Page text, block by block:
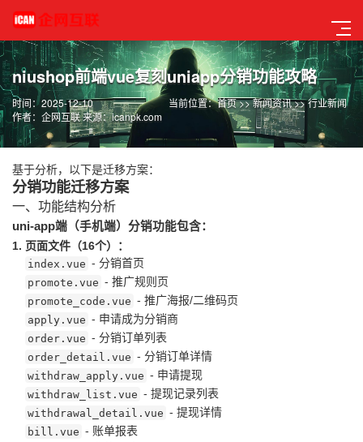
niushop前端vue复刻uniapp分销功能攻略
当前位置：首页>>新闻资讯>>行业新闻
时间：2025-12-10
作者：企网互联 来源：icanpk.com
基于分析，以下是迁移方案：
分销功能迁移方案
一、功能结构分析
uni-app端（手机端）分销功能包含：
1. 页面文件（16个）：
index.vue - 分销首页
promote.vue - 推广规则页
promote_code.vue - 推广海报/二维码页
apply.vue - 申请成为分销商
order.vue - 分销订单列表
order_detail.vue - 分销订单详情
withdraw_apply.vue - 申请提现
withdraw_list.vue - 提现记录列表
withdrawal_detail.vue - 提现详情
bill.vue - 账单报表